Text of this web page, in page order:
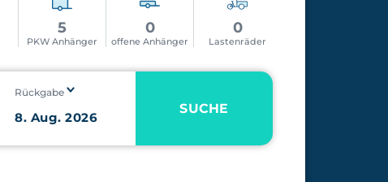
5
PKW Anhänger
0
offene Anhänger
0
Lastenräder
Rückgabe
SUCHE